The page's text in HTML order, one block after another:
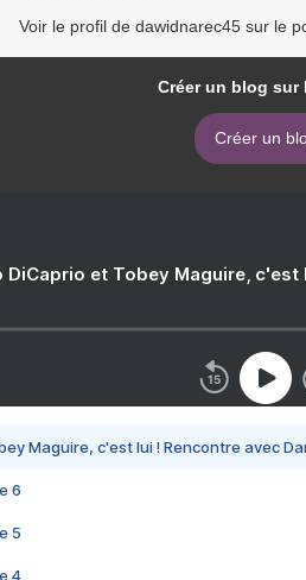
Voir le profil de dawidnarec45 sur le
Créer un blog sur
Créer un
DiCaprio et Tobey Maguire,
Maguire, c'est lui ! Rencontre avec
6
5
4